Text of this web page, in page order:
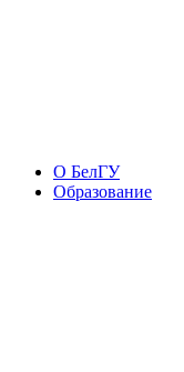
О БелГУ
Образование